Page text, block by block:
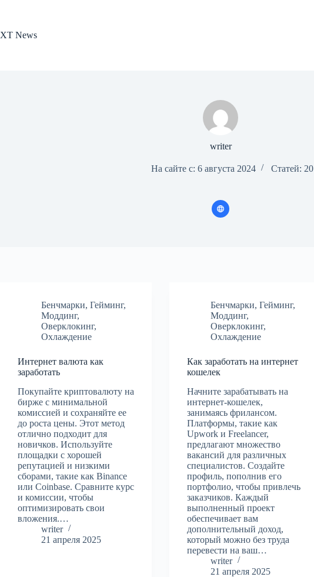
XT News
writer
На сайте с: 6 августа 2024 Статей: 20
Бенчмарки, Гейминг,
Моддинг,
Оверклокинг,
Охлаждение
Интернет валюта как
заработать
Покупайте криптовалюту на
бирже с минимальной
комиссией и сохраняйте ее
до роста цены. Этот метод
отлично подходит для
новичков. Используйте
площадки с хорошей
репутацией и низкими
сборами, такие как Binance
или Coinbase. Сравните курс
и комиссии, чтобы
оптимизировать свои
вложения.…
writer
21 апреля 2025
Бенчмарки,Гейминг,
Моддинг,
Оверклокинг,
Охлаждение
Как заработать на интернет
кошелек
Начните зарабатывать на
интернет-кошелек,
занимаясь фрилансом.
Платформы, такие как
Upwork и Freelancer,
предлагают множество
вакансий для различных
специалистов. Создайте
профиль, пополнив его
портфолио, чтобы привлечь
заказчиков. Каждый
выполненный проект
обеспечивает вам
дополнительный доход,
который можно без труда
перевести на ваш…
writer
21 апреля 2025